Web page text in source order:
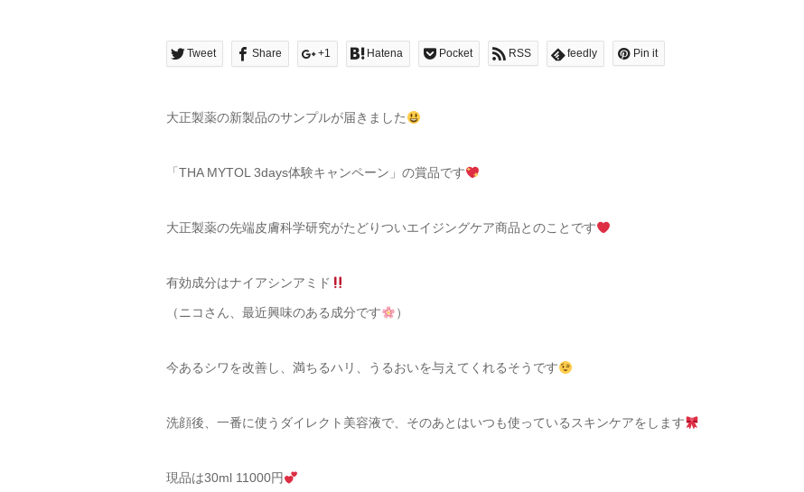
Tweet Share +1 Hatena Pocket RSS feedly Pin it
大正製薬の新製品のサンプルが届きました
「THA MYTOL 3days体験キャンペーン」の賞品です
大正製薬の先端皮膚科学研究がたどりついエイジングケア商品とのことです
有効成分はナイアシンアミド
（ニコさん、最近興味のある成分です ）
今あるシワを改善し、満ちるハリ、うるおいを与えてくれるそうです
洗顔後、一番に使うダイレクト美容液で、そのあとはいつも使っているスキンケアをします
現品は30ml 11000円